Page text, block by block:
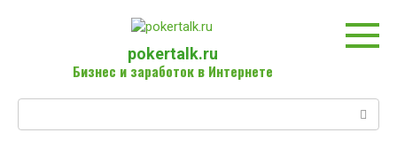
pokertalk.ru
Бизнес и заработок в Интернете